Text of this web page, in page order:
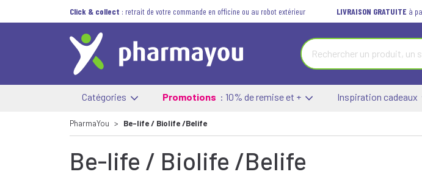
Click & collect : retrait de votre commande en officine ou au robot extérieur LIVRAISON GRATUITE à
Catégories Promotions : 10% de remise et + Inspiration cadeaux
PharmaYou Be-life / Biolife /Belife
Be-life / Biolife /Belife